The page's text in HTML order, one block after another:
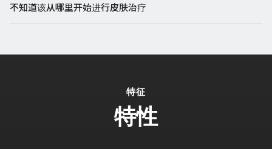
不知道该从哪里开始进行皮肤治疗
特征
特性